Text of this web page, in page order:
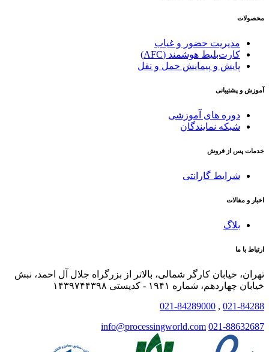
محصولات
مدیریت حضور و غیاب
کارت‌بلیط هوشمند (AFC)
پایش و پیمایش حمل و نقل
آموزش و پشتیبانی
دوره های آموزشی
شبکه نمایندگان
خدمات پس از فروش
شرایط گارانتی
اخبار و مقالات
بلاگ
ارتباط با ما
تهران، خیابان کارگر شمالی، بالاتر از بزرگراه جلال آل احمد، نبش
خیابان چهاردهم، شماره ۱۹۴۱ - کدپستی ۱۴۳۹۷۴۴۳۹۸
021-84288
,
021-84289000
021-88632687
info@processingworld.com